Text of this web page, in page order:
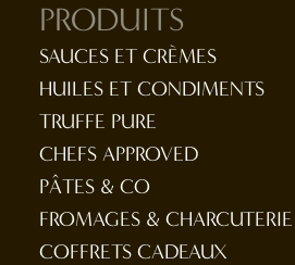
PRODUITS
SAUCES ET CRÈMES
HUILES ET CONDIMENTS
TRUFFE PURE
CHEFS APPROVED
PÂTES & CO
FROMAGES & CHARCUTERIE
COFFRETS CADEAUX